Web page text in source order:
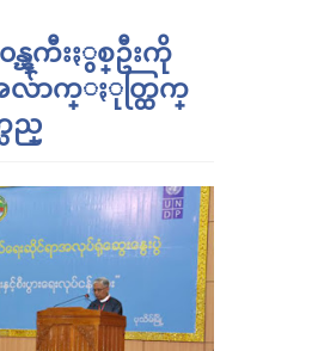
ၾကီးႏွစ္ဦးကို
လ်ာက္ႏုတ္ထြက္
ည္